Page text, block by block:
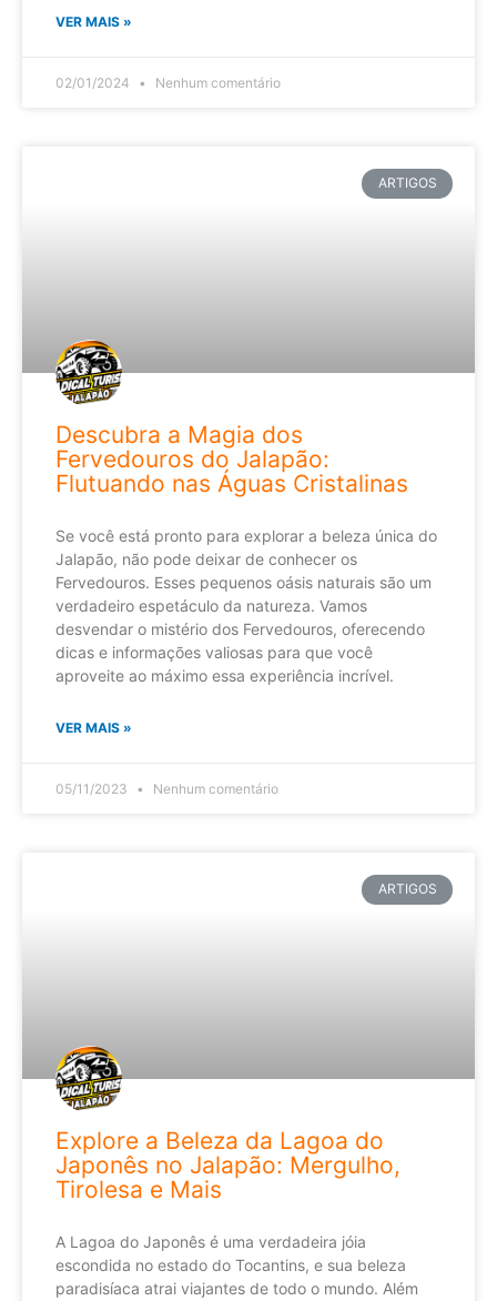
VER MAIS »
02/01/2024 Nenhum comentário
ARTIGOS
Descubra a Magia dos
Fervedouros do Jalapão:
Flutuando nas Águas Cristalinas
Se você está pronto para explorar a beleza única do
Jalapão, não pode deixar de conhecer os
Fervedouros. Esses pequenos oásis naturais são um
verdadeiro espetáculo da natureza. Vamos
desvendar o mistério dos Fervedouros, oferecendo
dicas e informações valiosas para que você
aproveite ao máximo essa experiência incrível.
VER MAIS »
05/11/2023 Nenhum comentário
ARTIGOS
Explore a Beleza da Lagoa do
Japonês no Jalapão: Mergulho,
Tirolesa e Mais
A Lagoa do Japonês é uma verdadeira jóia
escondida no estado do Tocantins, e sua beleza
paradisíaca atrai viajantes de todo o mundo. Além